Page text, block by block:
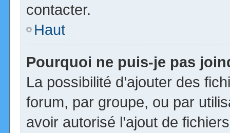
contacter.
Haut
Pourquoi ne puis-je pas
La possibilité d’ajouter des
forum, par groupe, ou par
avoir autorisé l’ajout de